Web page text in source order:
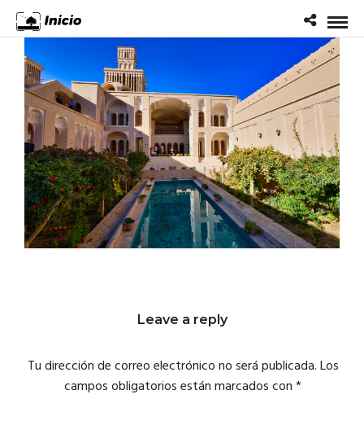
Leave a reply
Tu dirección de correo electrónico no será publicada.Los
campos obligatorios están marcados con*